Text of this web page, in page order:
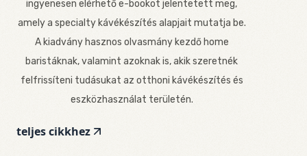
ingyenesen elérhető e-bookot jelentetett meg,
amely a specialty kávékészítés alapjait mutatja be.
A kiadvány hasznos olvasmány kezdő home
baristáknak, valamint azoknak is, akik szeretnék
felfrissíteni tudásukat az otthoni kávékészítés és
eszközhasználat területén.
teljes cikkhez